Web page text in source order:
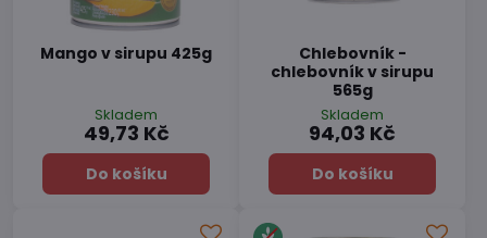
Mango v sirupu 425g
Skladem
49,73 Kč
Do košíku
Chlebovník -
chlebovník v sirupu
565g
Skladem
94,03 Kč
Do košíku